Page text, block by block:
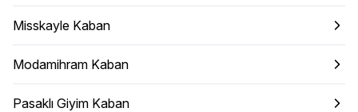
Misskayle Kaban
Modamihram Kaban
Pasaklı Giyim Kaban